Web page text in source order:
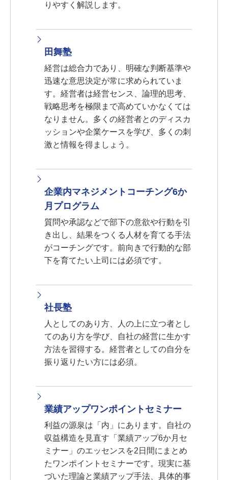
りやすく解説します。
田舞塾
経営は総合力であり、明確な判断基準や
迅速な意思決定が常に求められていま
す。経営者は経営センス、論理的思考、
戦略思考を極限まで高めていかなくては
なりません。多くの経営者とのディスカ
ッションや企業ケースを学び、多くの刺
激と情報を得ましょう。
企業内マネジメントコーチング6か
月プログラム
質問や承認などで部下の意欲や行動を引
き出し、結果をつくる人材を育てる手法
がコーチングです。前向きで行動的な部
下を育てたい上司には必須です。
社長塾
人としてのあり方、人の上に立つ者とし
てのあり方を学び、自社の経営に生かす
方法を習得する。経営者としての自分を
振り返りたい方には必須。
業績アップワンポイントセミナー
利益の源泉は「内」にあります。自社の
収益構造を見直す「業績アップ6か月セ
ミナー」のエッセンスを2日間にまとめ
たワンポイントセミナーです。現実に基
づいた理論と業績アップ手法、具体的事